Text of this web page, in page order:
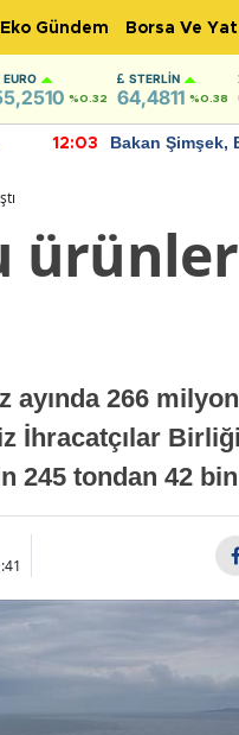
Eko Gündem Borsa Ve
EURO
%0.32
STERLIN
64,4811 %0.38
12:03
Bakan Şimşek,
266
İhracatçılar
245 tondan 42